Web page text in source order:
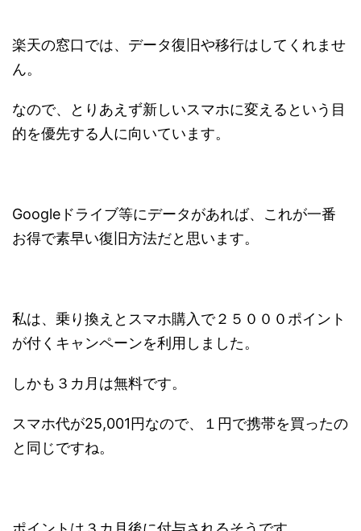
楽天の窓口では、データ復旧や移行はしてくれませ
ん。
なので、とりあえず新しいスマホに変えるという目
的を優先する人に向いています。
Googleドライブ等にデータがあれば、これが一番
お得で素早い復旧方法だと思います。
私は、乗り換えとスマホ購入で２５０００ポイント
が付くキャンペーンを利用しました。
しかも３カ月は無料です。
スマホ代が25,001円なので、１円で携帯を買ったの
と同じですね。